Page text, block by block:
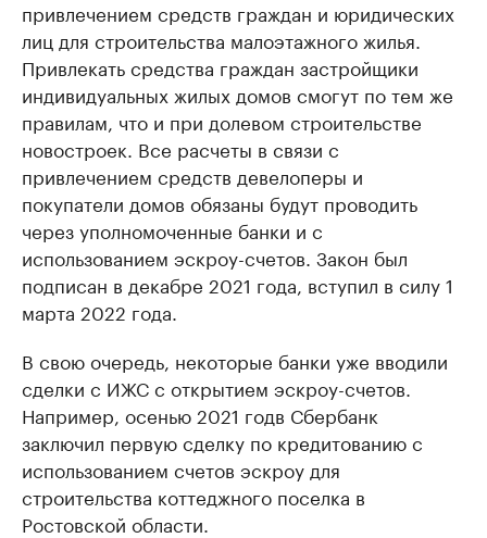
привлечением средств граждан и юридических
лиц для строительства малоэтажного жилья.
Привлекать средства граждан застройщики
индивидуальных жилых домов смогут по тем же
правилам, что и при долевом строительстве
новостроек. Все расчеты в связи с
привлечением средств девелоперы и
покупатели домов обязаны будут проводить
через уполномоченные банки и с
использованием эскроу-счетов. Закон был
подписан в декабре 2021 года, вступил в силу 1
марта 2022 года.
В свою очередь, некоторые банки уже вводили
сделки с ИЖС с открытием эскроу-счетов.
Например, осенью 2021 годв Сбербанк
заключил первую сделку по кредитованию с
использованием счетов эскроу для
строительства коттеджного поселка в
Ростовской области.